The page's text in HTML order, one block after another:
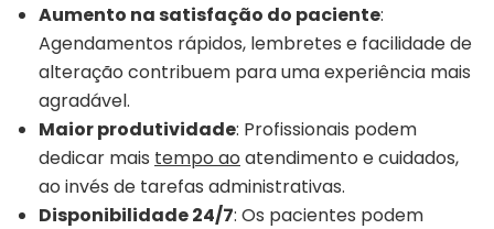
Aumento na satisfação do paciente:
Agendamentos rápidos, lembretes e facilidade de
alteração contribuem para uma experiência mais
agradável.
Maior produtividade: Profissionais podem
dedicar mais tempo ao atendimento e cuidados,
ao invés de tarefas administrativas.
Disponibilidade 24/7: Os pacientes podem